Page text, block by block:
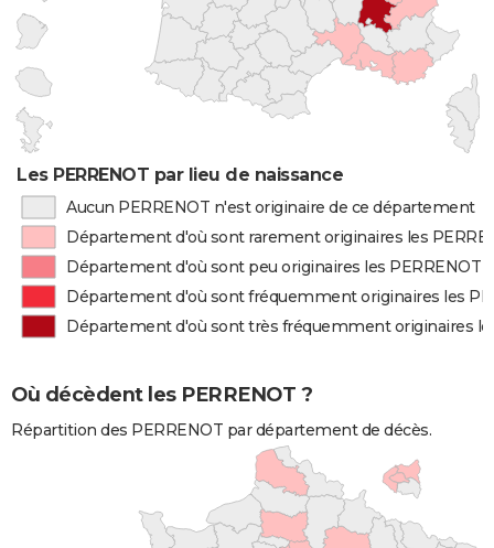
Les PERRENOT par lieu de naissance
Aucun PERRENOT n'est originaire de ce département
Département d'où sont rarement originaires les
Département d'où sont peu originaires les PERRENOT
Département d'où sont fréquemment originaires les
Département d'où sont très fréquemment originaires
Où décèdent les PERRENOT ?
Répartition des PERRENOT par département de décès.